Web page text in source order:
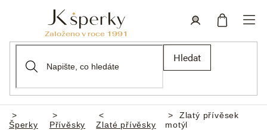
Hledat
Domů
Šperky Přívěsky Zlaté přívěsky
Zlatý přívěsek
motýl